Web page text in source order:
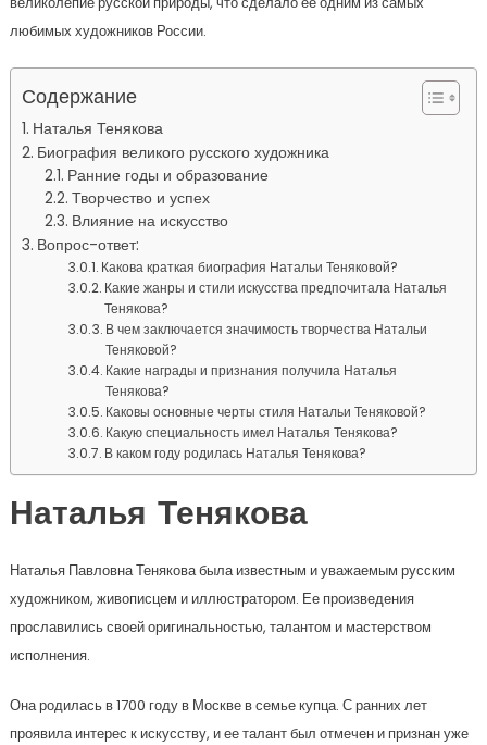
любимых художников России.
Содержание
Наталья Тенякова
Биография великого русского художника
Ранние годы и образование
Творчество и успех
Влияние на искусство
Вопрос-ответ:
Какова краткая биография Натальи Теняковой?
Какие жанры и стили искусства предпочитала Наталья
Тенякова?
В чем заключается значимость творчества Натальи
Теняковой?
Какие награды и признания получила Наталья
Тенякова?
Каковы основные черты стиля Натальи Теняковой?
Какую специальность имел Наталья Тенякова?
В каком году родилась Наталья Тенякова?
Наталья Тенякова
Наталья Павловна Тенякова была известным и уважаемым русским
художником, живописцем и иллюстратором. Ее произведения
прославились своей оригинальностью, талантом и мастерством
исполнения.
Она родилась в 1700 году в Москве в семье купца. С ранних лет
проявила интерес к искусству, и ее талант был отмечен и признан уже